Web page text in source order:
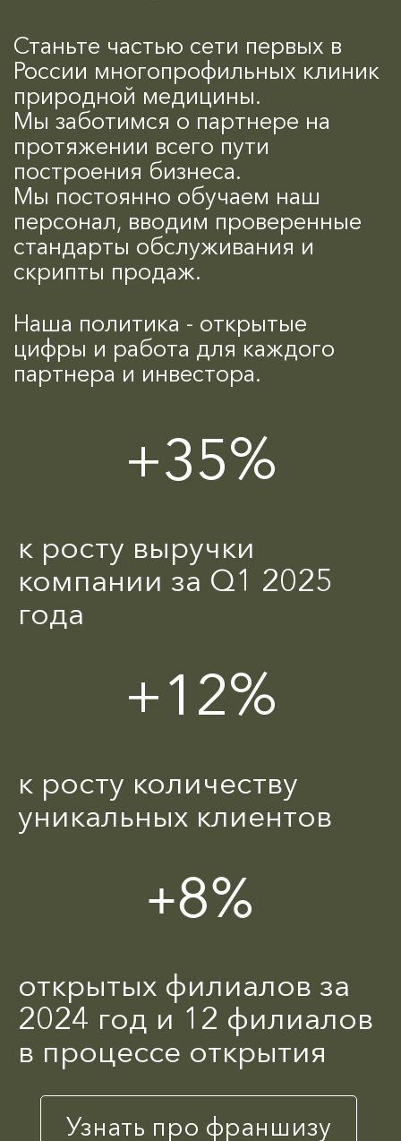
Станьте частью сети первых в
России многопрофильных клиник
природной медицины.
Мы заботимся о партнере на
протяжении всего пути
построения бизнеса.
Мы постоянно обучаем наш
персонал, вводим проверенные
стандарты обслуживания и
скрипты продаж.
Наша политика - открытые
цифры и работа для каждого
партнера и инвестора.
+35%
к росту выручки
компании за Q1 2025
года
+12%
к росту количеству
уникальных клиентов
+8%
открытых филиалов за
2024 год и 12 филиалов
в процессе открытия
Узнать про франшизу